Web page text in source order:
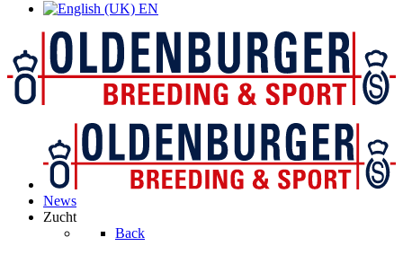
EN
News
Zucht
Back